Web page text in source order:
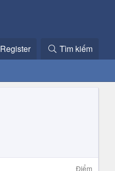
Register Tìm kiếm
Điểm